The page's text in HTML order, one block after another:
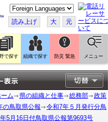
こ
の
ペ
ー
ジ
翻
訳
す
る
読み上げ 大 元
で探す 組織で探す 防災 緊急 メニュー
ム 県の組織と仕事 総務部
政策
の鳥取県公報
令和7年５月発行分鳥
5月16日付鳥取県公報第9693号